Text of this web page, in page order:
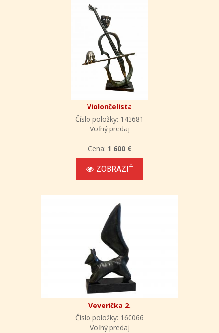
Violončelista
Číslo položky: 143681
Voľný predaj
Cena: 1 600 €
ZOBRAZIŤ
Veverička 2.
Číslo položky: 160066
Voľný predaj